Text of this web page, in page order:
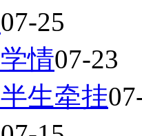
07-25
情07-23
生牵挂